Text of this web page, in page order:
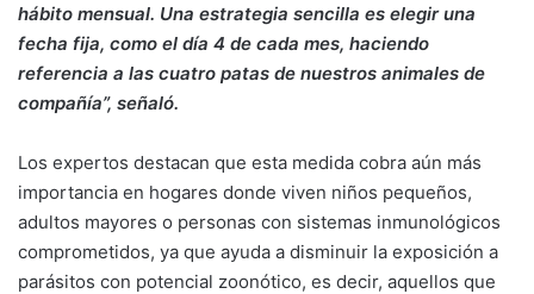
hábito mensual. Una estrategia sencilla es elegir una
fecha fija, como el día 4 de cada mes, haciendo
referencia a las cuatro patas de nuestros animales de
compañía”, señaló.
Los expertos destacan que esta medida cobra aún más
importancia en hogares donde viven niños pequeños,
adultos mayores o personas con sistemas inmunológicos
comprometidos, ya que ayuda a disminuir la exposición a
parásitos con potencial zoonótico, es decir, aquellos que